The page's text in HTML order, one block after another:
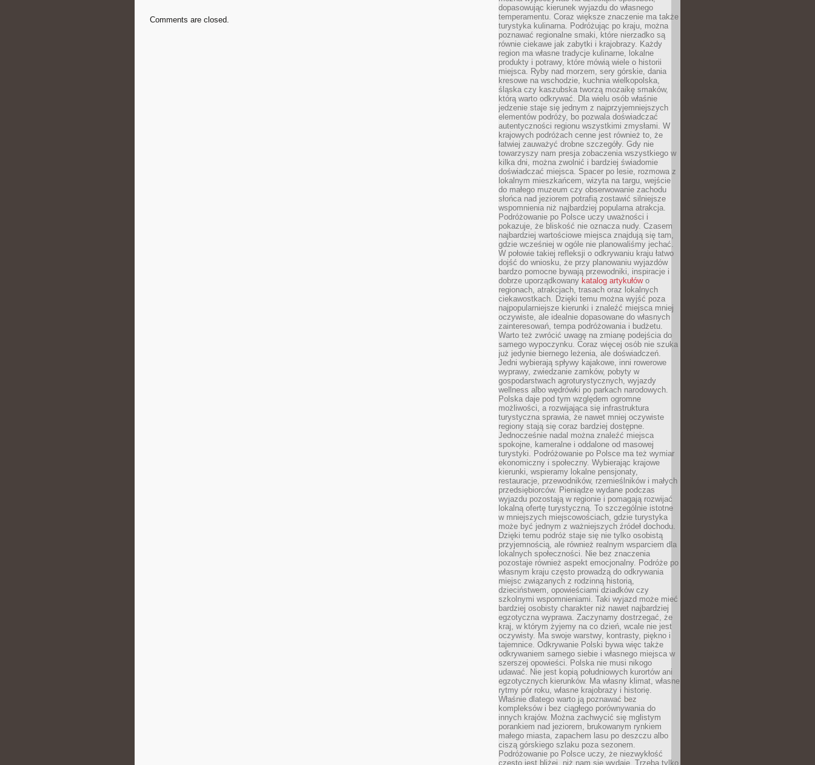
Comments are closed.
dopasowując kierunek wyjazdu do własnego
temperamentu. Coraz większe znaczenie ma także
turystyka kulinarna. Podróżując po kraju, można
poznawać regionalne smaki, które nierzadko są
równie ciekawe jak zabytki i krajobrazy. Każdy
region ma własne tradycje kulinarne, lokalne
produkty i potrawy, które mówią wiele o historii
miejsca. Ryby nad morzem, sery górskie, dania
kresowe na wschodzie, kuchnia wielkopolska,
śląska czy kaszubska tworzą mozaikę smaków,
którą warto odkrywać. Dla wielu osób właśnie
jedzenie staje się jednym z najprzyjemniejszych
elementów podróży, bo pozwala doświadczać
autentyczności regionu wszystkimi zmysłami. W
krajowych podróżach cenne jest również to, że
łatwiej zauważyć drobne szczegóły. Gdy nie
towarzyszy nam presja zobaczenia wszystkiego w
kilka dni, można zwolnić i bardziej świadomie
doświadczać miejsca. Spacer po lesie, rozmowa z
lokalnym mieszkańcem, wizyta na targu, wejście
do małego muzeum czy obserwowanie zachodu
słońca nad jeziorem potrafią zostawić silniejsze
wspomnienia niż najbardziej popularna atrakcja.
Podróżowanie po Polsce uczy uważności i
pokazuje, że bliskość nie oznacza nudy. Czasem
najbardziej wartościowe miejsca znajdują się tam,
gdzie wcześniej w ogóle nie planowaliśmy jechać.
W połowie takiej refleksji o odkrywaniu kraju łatwo
dojść do wniosku, że przy planowaniu wyjazdów
bardzo pomocne bywają przewodniki, inspiracje i
dobrze uporządkowany katalog artykułówo
regionach, atrakcjach, trasach oraz lokalnych
ciekawostkach. Dzięki temu można wyjść poza
najpopularniejsze kierunki i znaleźć miejsca mniej
oczywiste, ale idealnie dopasowane do własnych
zainteresowań, tempa podróżowania i budżetu.
Warto też zwrócić uwagę na zmianę podejścia do
samego wypoczynku. Coraz więcej osób nie szuka
już jedynie biernego leżenia, ale doświadczeń.
Jedni wybierają spływy kajakowe, inni rowerowe
wyprawy, zwiedzanie zamków, pobyty w
gospodarstwach agroturystycznych, wyjazdy
wellness albo wędrówki po parkach narodowych.
Polska daje pod tym względem ogromne
możliwości, a rozwijająca się infrastruktura
turystyczna sprawia, że nawet mniej oczywiste
regiony stają się coraz bardziej dostępne.
Jednocześnie nadal można znaleźć miejsca
spokojne, kameralne i oddalone od masowej
turystyki. Podróżowanie po Polsce ma też wymiar
ekonomiczny i społeczny. Wybierając krajowe
kierunki, wspieramy lokalne pensjonaty,
restauracje, przewodników, rzemieślników i małych
przedsiębiorców. Pieniądze wydane podczas
wyjazdu pozostają w regionie i pomagają rozwijać
lokalną ofertę turystyczną. To szczególnie istotne
w mniejszych miejscowościach, gdzie turystyka
może być jednym z ważniejszych źródeł dochodu.
Dzięki temu podróż staje się nie tylko osobistą
przyjemnością, ale również realnym wsparciem dla
lokalnych społeczności. Nie bez znaczenia
pozostaje również aspekt emocjonalny. Podróże po
własnym kraju często prowadzą do odkrywania
miejsc związanych z rodzinną historią,
dzieciństwem, opowieściami dziadków czy
szkolnymi wspomnieniami. Taki wyjazd może mieć
bardziej osobisty charakter niż nawet najbardziej
egzotyczna wyprawa. Zaczynamy dostrzegać, że
kraj, w którym żyjemy na co dzień, wcale nie jest
oczywisty. Ma swoje warstwy, kontrasty, piękno i
tajemnice. Odkrywanie Polski bywa więc także
odkrywaniem samego siebie i własnego miejsca w
szerszej opowieści. Polska nie musi nikogo
udawać. Nie jest kopią południowych kurortów ani
egzotycznych kierunków. Ma własny klimat, własne
rytmy pór roku, własne krajobrazy i historię.
Właśnie dlatego warto ją poznawać bez
kompleksów i bez ciągłego porównywania do
innych krajów. Można zachwycić się mglistym
porankiem nad jeziorem, brukowanym rynkiem
małego miasta, zapachem lasu po deszczu albo
ciszą górskiego szlaku poza sezonem.
Podróżowanie po Polsce uczy, że niezwykłość
często jest bliżej, niż nam się wydaje. Trzeba tylko